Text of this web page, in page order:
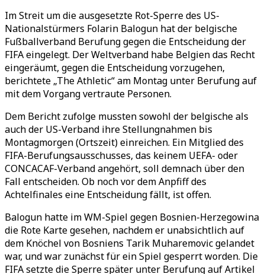
Im Streit um die ausgesetzte Rot-Sperre des US-
Nationalstürmers Folarin Balogun hat der belgische
Fußballverband Berufung gegen die Entscheidung der
FIFA eingelegt. Der Weltverband habe Belgien das Recht
eingeräumt, gegen die Entscheidung vorzugehen,
berichtete „The Athletic“am Montag unter Berufung auf
mit dem Vorgang vertraute Personen.
Dem Bericht zufolge mussten sowohl der belgische als
auch der US-Verband ihre Stellungnahmen bis
Montagmorgen (Ortszeit) einreichen. Ein Mitglied des
FIFA-Berufungsausschusses, das keinem UEFA- oder
CONCACAF-Verband angehört, soll demnach über den
Fall entscheiden. Ob noch vor dem Anpfiff des
Achtelfinales eine Entscheidung fällt, ist offen.
Balogun hatte im WM-Spiel gegen Bosnien-Herzegowina
die Rote Karte gesehen, nachdem er unabsichtlich auf
dem Knöchel von Bosniens Tarik Muharemovicgelandet
war, und war zunächst für ein Spiel gesperrt worden. Die
FIFA setzte die Sperre später unter Berufung auf Artikel